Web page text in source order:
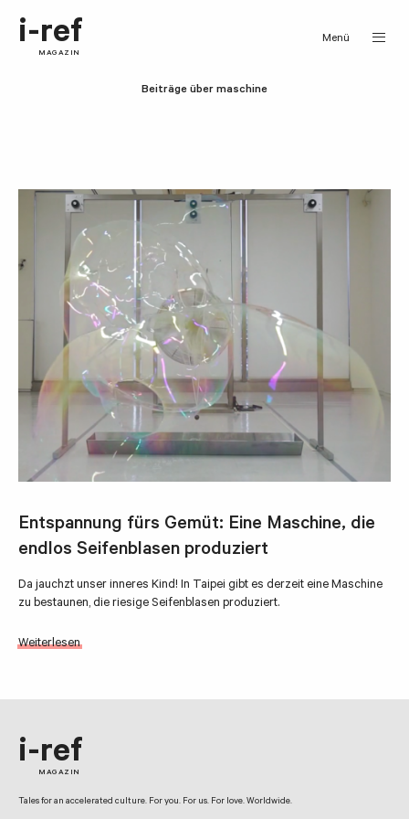
i-ref
MAGAZIN
Menü
Beiträge über maschine
Entspannung fürs Gemüt: Eine Maschine, die
endlos Seifenblasen produziert
Da jauchzt unser inneres Kind! In Taipei gibt es derzeit eine Maschine
zu bestaunen, die riesige Seifenblasen produziert.
Weiterlesen
i-ref
MAGAZIN
Tales for an accelerated culture. For you. For us. For love. Worldwide.